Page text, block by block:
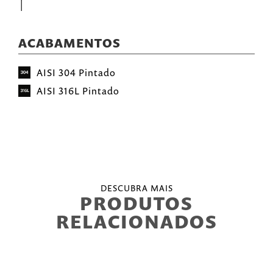
ACABAMENTOS
AISI 304 Pintado
AISI 316L Pintado
DESCUBRA MAIS
PRODUTOS
RELACIONADOS